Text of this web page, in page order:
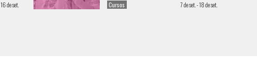
16 de set. Cursos 7 de set. - 18 de set.